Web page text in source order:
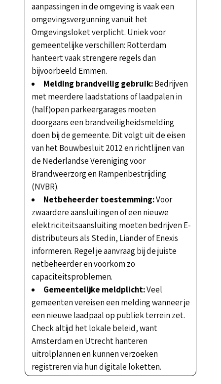
aanpassingen in de omgeving is vaak een
omgevingsvergunning vanuit het
Omgevingsloket verplicht. Uniek voor
gemeentelijke verschillen: Rotterdam
hanteert vaak strengere regels dan
bijvoorbeeld Emmen.
Melding brandveilig gebruik:Bedrijven
met meerdere laadstations of laadpalen in
(half)open parkeergarages moeten
doorgaans een brandveiligheidsmelding
doen bij de gemeente. Dit volgt uit de eisen
van het Bouwbesluit 2012 en richtlijnen van
de Nederlandse Vereniging voor
Brandweerzorg en Rampenbestrijding
(NVBR).
Netbeheerder toestemming:Voor
zwaardere aansluitingen of een nieuwe
elektriciteitsaansluiting moeten bedrijven E-
distributeurs als Stedin, Liander of Enexis
informeren. Regel je aanvraag bij de juiste
netbeheerder en voorkom zo
capaciteitsproblemen.
Gemeentelijke meldplicht:Veel
gemeenten vereisen een melding wanneer je
een nieuwe laadpaal op publiek terrein zet.
Check altijd het lokale beleid, want
Amsterdam en Utrecht hanteren
uitrolplannen en kunnen verzoeken
registreren via hun digitale loketten.